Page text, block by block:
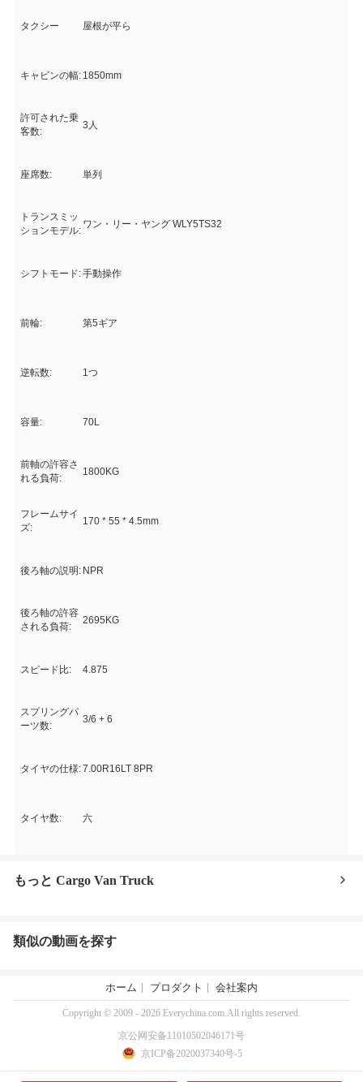
タクシー 屋根が平ら
キャビンの幅: 1850mm
許可された乗
客数:
3人
座席数: 単列
トランスミッ
ションモデル:
ワン・リー・ヤング WLY5TS32
シフトモード:手動操作
前輪: 第5ギア
逆転数: 1つ
容量: 70L
前軸の許容さ
れる負荷:
1800KG
フレームサイ
ズ:
170 * 55 * 4.5mm
後ろ軸の説明: NPR
後ろ軸の許容
される負荷:
2695KG
スピード比: 4.875
スプリングパ
ーツ数:
3/6 + 6
タイヤの仕様:7.00R16LT 8PR
タイヤ数: 六
もっと Cargo Van Truck
類似の動画を探す
ホーム プロダクト 会社案内
Copyright © 2009 - 2026 Everychina.com.All rights reserved.
京公网安备11010502046171号
京ICP备2020037340号-5